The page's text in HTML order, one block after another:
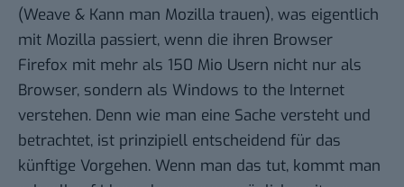
(Weave & Kann man Mozilla trauen), was eigentlich
mit Mozilla passiert, wenn die ihren Browser
Firefox mit mehr als 150 Mio Usern nicht nur als
Browser, sondern als Windows to the Internet
verstehen. Denn wie man eine Sache versteht und
betrachtet, ist prinzipiell entscheidend für das
künftige Vorgehen. Wenn man das tut, kommt man